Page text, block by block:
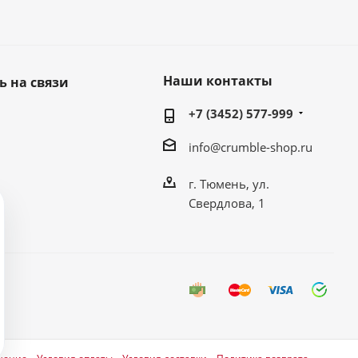
на связи Наши контакты
+7 (3452) 577-999
info@crumble-shop.ru
г. Тюмень, ул.
Свердлова, 1